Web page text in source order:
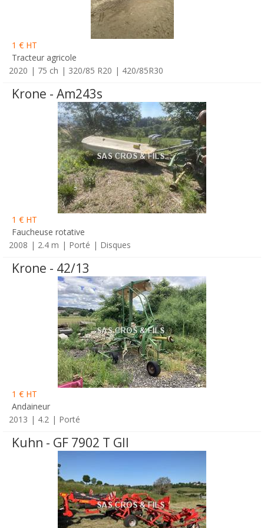
1 € HT
Tracteur agricole
2020
75 ch 320/85 R20 420/85R30
Krone - Am243s
1 € HT
Faucheuse rotative
2008
2.4 m Porté Disques
Krone - 42/13
1 € HT
Andaineur
2013
4.2 Porté
Kuhn - GF 7902 T GII